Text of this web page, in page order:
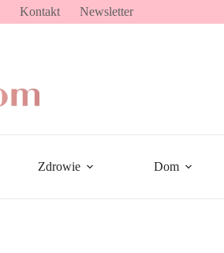
Kontakt Newsletter
Zdrowie Dom